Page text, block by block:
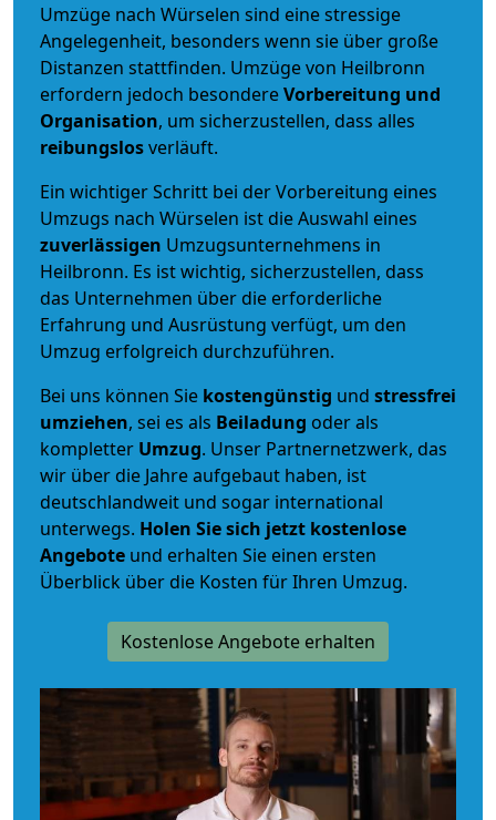
Umzüge nach Würselen sind eine stressige
Angelegenheit, besonders wenn sie über große
Distanzen stattfinden. Umzüge von Heilbronn
erfordern jedoch besondereVorbereitung und
Organisation, um sicherzustellen, dass alles
reibungslosverläuft.
Ein wichtiger Schritt bei der Vorbereitung eines
Umzugs nach Würselen ist die Auswahl eines
zuverlässigen Umzugsunternehmens in
Heilbronn. Es ist wichtig, sicherzustellen, dass
das Unternehmen über die erforderliche
Erfahrung und Ausrüstung verfügt, um den
Umzug erfolgreich durchzuführen.
Bei uns können Sie kostengünstig und stressfrei
umziehen, sei es als Beiladung oder als
kompletter Umzug. Unser Partnernetzwerk, das
wir über die Jahre aufgebaut haben, ist
deutschlandweit und sogar international
unterwegs. Holen Sie sich jetzt kostenlose
Angebote und erhalten Sie einen ersten
Überblick über die Kosten für Ihren Umzug.
Kostenlose Angebote erhalten